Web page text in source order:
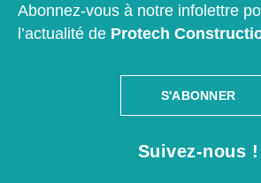
Abonnez-vous à notre infolettre
l’actualité de Protech
S'ABONNER
Suivez-nous !